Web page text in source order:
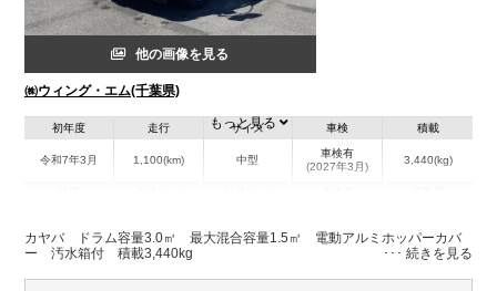
他の画像を見る
㈱ウィング・エム(千葉県)
初年度
令和7年3月
走行
1,100(km)
サイズ
中型
車検
車検有
(2027年3月)
積載
3,440(kg)
千葉県 -
W:2,190
H:3,070
装備情報
もっと見る
カヤバ ドラム容量3.0㎥ 最大混合容量1.5㎥ 電動アルミホッパーカバ
ー 汚水箱付 積載3,440kg